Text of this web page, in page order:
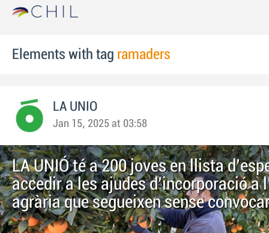
Elements with tag ramaders
LA UNIO
Jan 15, 2025 at 03:58
LA UNIÓ té a 200 joves en llista
accedir a les ajudes d'incorporació
agrària que segueixen sense